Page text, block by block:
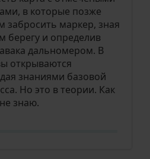
в которые позже
маркер, зная
берегу и определив
дальномером. В
открываются
знаниями базовой
Но это в теории. Как
знаю.